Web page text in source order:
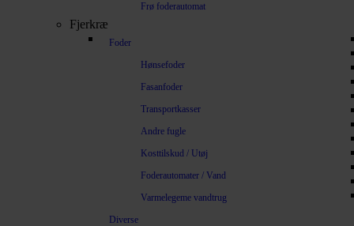
Frø foderautomat
Fjerkræ
Foder
Hønsefoder
Fasanfoder
Transportkasser
Andre fugle
Kosttilskud / Utøj
Foderautomater / Vand
Varmelegeme vandtrug
Diverse